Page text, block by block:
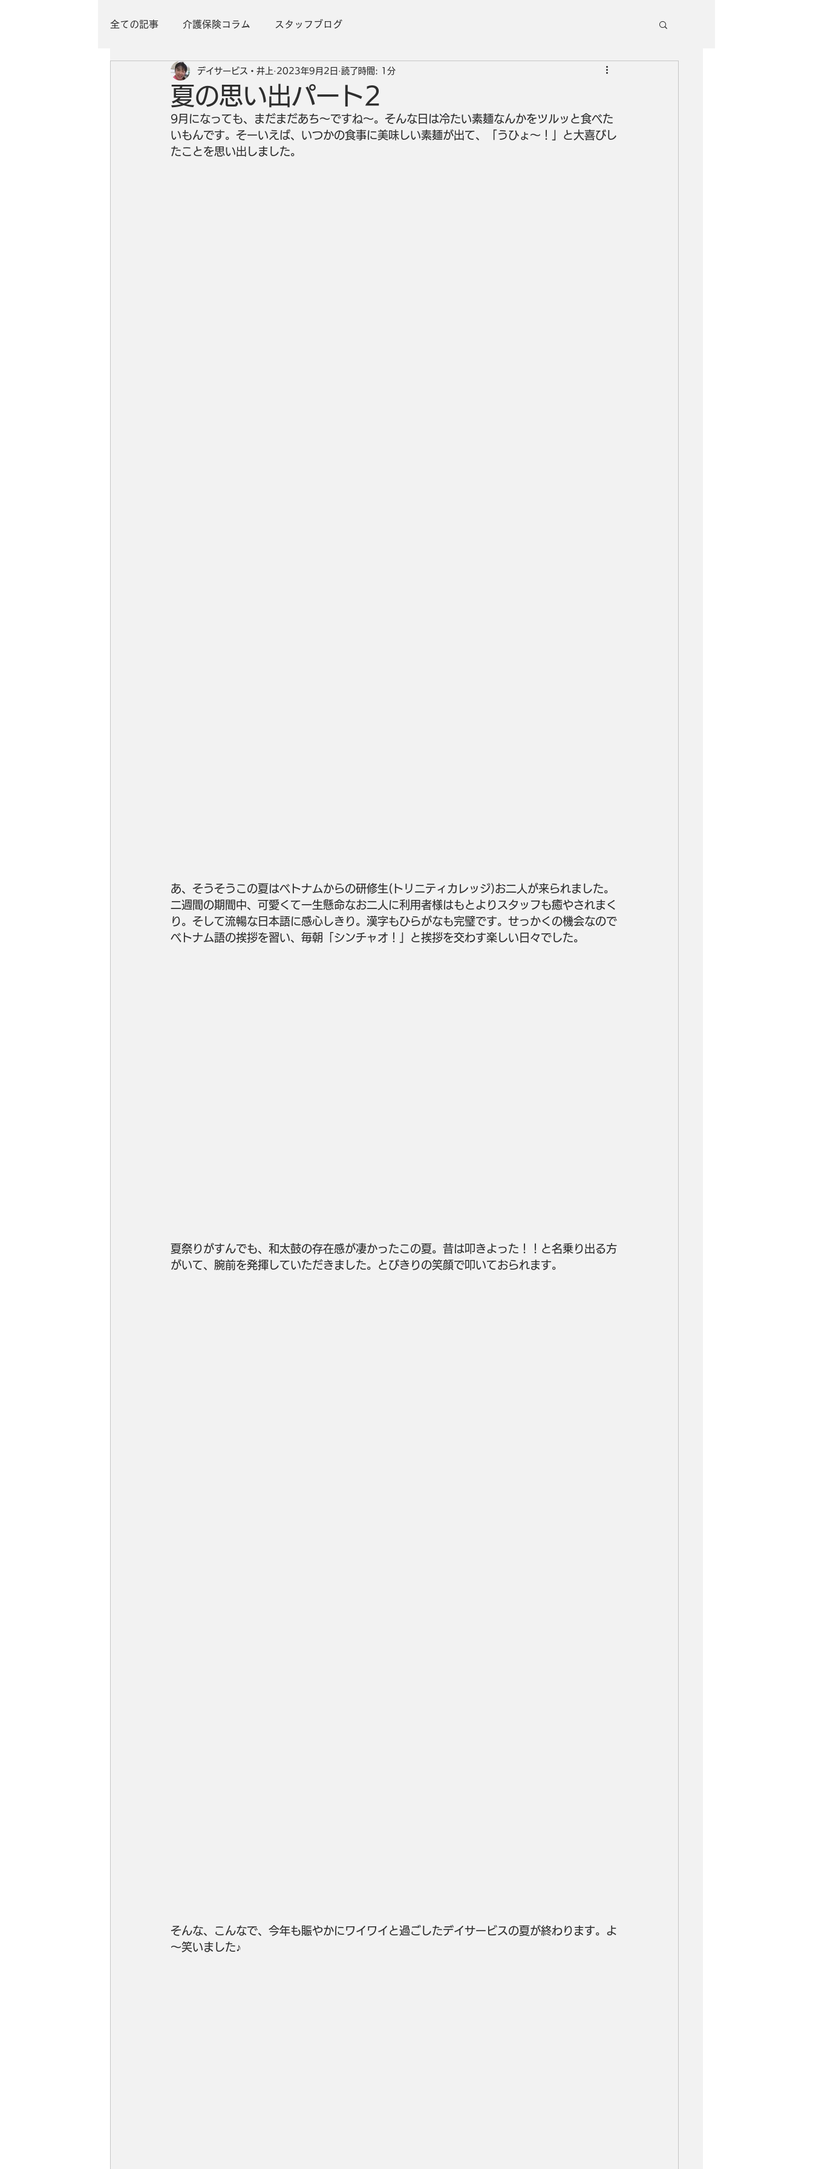
全ての記事 介護保険コラム スタッフブログ
夏の思い出パート2
デイサービス・井上 2023年9月2日 読了時間: 1分
9月になっても、まだまだあち～ですね～。そんな日は冷たい素麺なんかをツルッと食べた
いもんです。そーいえば、いつかの食事に美味しい素麺が出て、「うひょ～！」と大喜びし
たことを思い出しました。
あ、そうそうこの夏はベトナムからの研修生(トリニティカレッジ)お二人が来られました。
二週間の期間中、可愛くて一生懸命なお二人に利用者様はもとよりスタッフも癒やされまく
り。そして流暢な日本語に感心しきり。漢字もひらがなも完璧です。せっかくの機会なので
ベトナム語の挨拶を習い、毎朝「シンチャオ！」と挨拶を交わす楽しい日々でした。
夏祭りがすんでも、和太鼓の存在感が凄かったこの夏。昔は叩きよった！！と名乗り出る方
がいて、腕前を発揮していただきました。とびきりの笑顔で叩いておられます。
そんな、こんなで、今年も賑やかにワイワイと過ごしたデイサービスの夏が終わります。よ
～笑いました♪